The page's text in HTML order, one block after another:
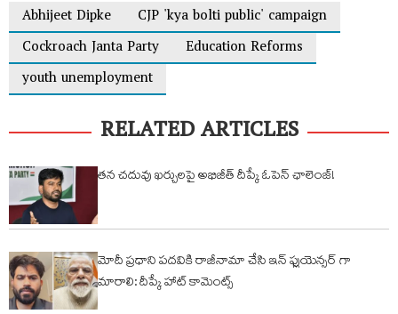
Abhijeet Dipke
CJP 'kya bolti public' campaign
Cockroach Janta Party
Education Reforms
youth unemployment
RELATED ARTICLES
తన చదువు ఖర్చులపై అభిజీత్ దీప్కే ఓపెన్ ఛాలెంజ్!
మోదీ ప్రధాని పదవికి రాజీనామా చేసి ఇన్ ఫ్లుయెన్సర్ గా
మారాలి: దీప్కే హాట్ కామెంట్స్